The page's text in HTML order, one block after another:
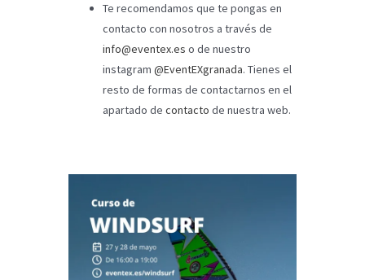
Te recomendamos que te pongas en
contacto con nosotros a través de
info@eventex.es o de nuestro
instagram @EventEXgranada. Tienes el
resto de formas de contactarnos en el
apartado de contacto de nuestra web.